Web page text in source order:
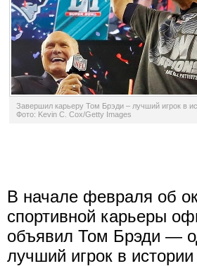
Завершил карьеру Том Брэди – лучший игрок в
Фото: Kevin C. Cox/Getty Images
В начале февраля об
спортивной карьеры
объявил Том Брэди —
лучший игрок в